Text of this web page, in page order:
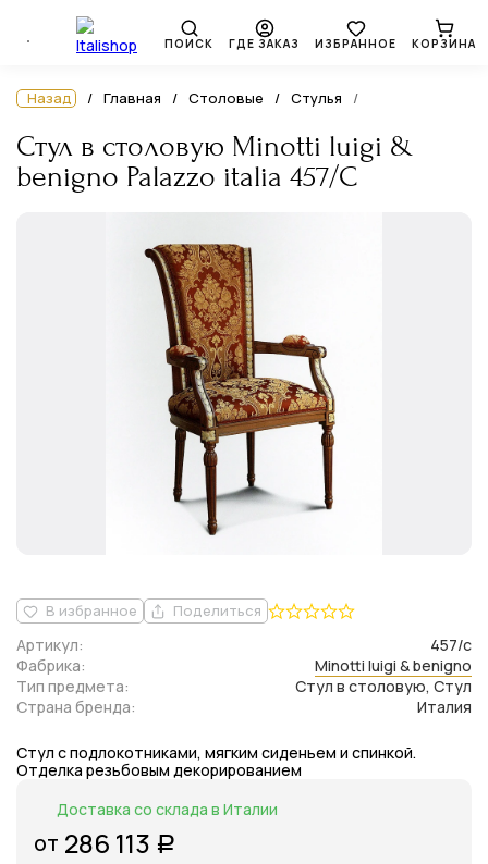
ПОИСК ГДЕ ЗАКАЗ ИЗБРАННОЕ КОРЗИНА
Назад Главная Столовые Стулья
Стул в столовую Minotti luigi &
benigno Palazzo italia 457/C
В избранное Поделиться
Фабрика: Minotti luigi & benigno
Артикул:
457/c
Тип предмета:
Стул в столовую, Стул
Страна бренда:
Италия
Стул с подлокотниками, мягким сиденьем и спинкой.
Отделка резьбовым декорированием
Доставка со склада в Италии
от 286 113 Р